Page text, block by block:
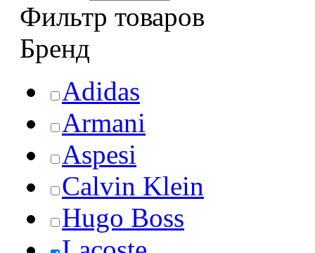
Фильтр товаров
Бренд
Adidas
Armani
Aspesi
Calvin Klein
Hugo Boss